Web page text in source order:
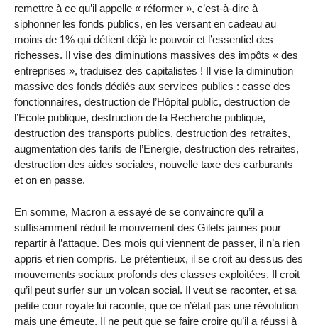
remettre à ce qu’il appelle « réformer », c’est-à-dire à
siphonner les fonds publics, en les versant en cadeau au
moins de 1% qui détient déjà le pouvoir et l’essentiel des
richesses. Il vise des diminutions massives des impôts « des
entreprises », traduisez des capitalistes ! Il vise la diminution
massive des fonds dédiés aux services publics : casse des
fonctionnaires, destruction de l’Hôpital public, destruction de
l’Ecole publique, destruction de la Recherche publique,
destruction des transports publics, destruction des retraites,
augmentation des tarifs de l’Energie, destruction des retraites,
destruction des aides sociales, nouvelle taxe des carburants
et on en passe.
En somme, Macron a essayé de se convaincre qu’il a
suffisamment réduit le mouvement des Gilets jaunes pour
repartir à l’attaque. Des mois qui viennent de passer, il n’a rien
appris et rien compris. Le prétentieux, il se croit au dessus des
mouvements sociaux profonds des classes exploitées. Il croit
qu’il peut surfer sur un volcan social. Il veut se raconter, et sa
petite cour royale lui raconte, que ce n’était pas une révolution
mais une émeute. Il ne peut que se faire croire qu’il a réussi à